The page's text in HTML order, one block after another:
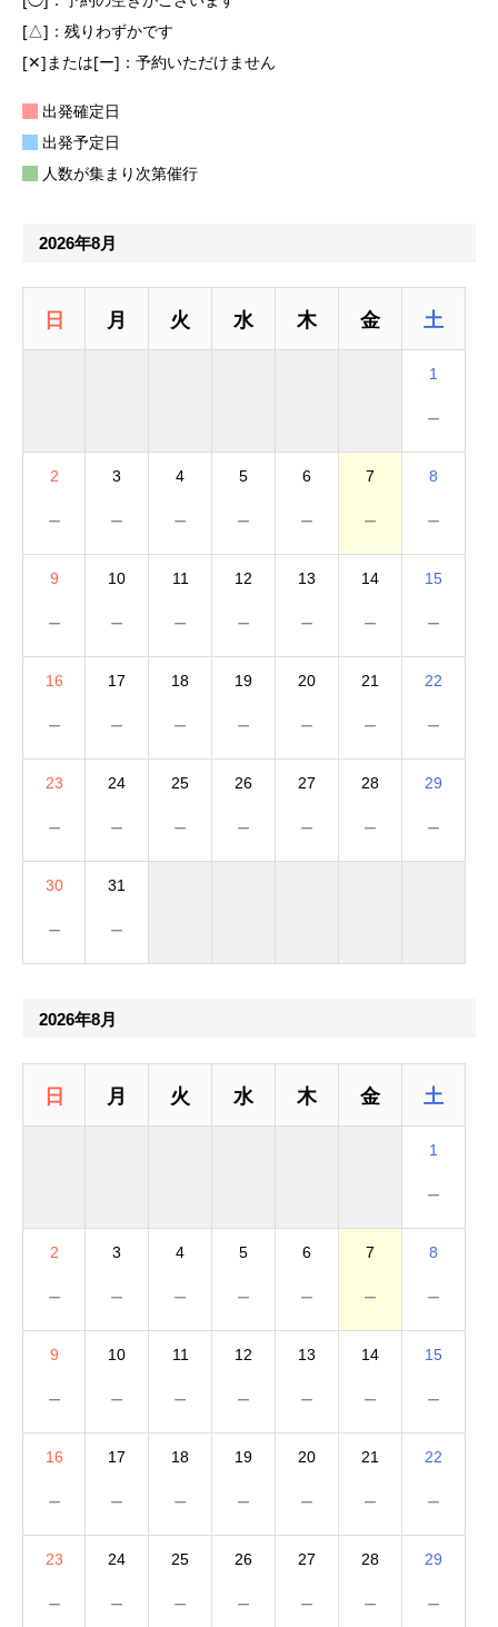
[△]：残りわずかです
[✕]または[ー]：予約いただけません
出発確定日
出発予定日
人数が集まり次第催行
2026年8月
日 月 火 水 木 金 土
1
－
2
－
3
－
4
－
5
－
6
－
7
－
8
－
9
－
10
－
11
－
12
－
13
－
14
－
15
－
16
－
17
－
18
－
19
－
20
－
21
－
22
－
23
－
24
－
25
－
26
－
27
－
28
－
29
－
30
－
31
－
2026年8月
日 月 火 水 木 金 土
1
－
2
－
3
－
4
－
5
－
6
－
7
－
8
－
9
－
10
－
11
－
12
－
13
－
14
－
15
－
16
－
17
－
18
－
19
－
20
－
21
－
22
－
23
－
24
－
25
－
26
－
27
－
28
－
29
－